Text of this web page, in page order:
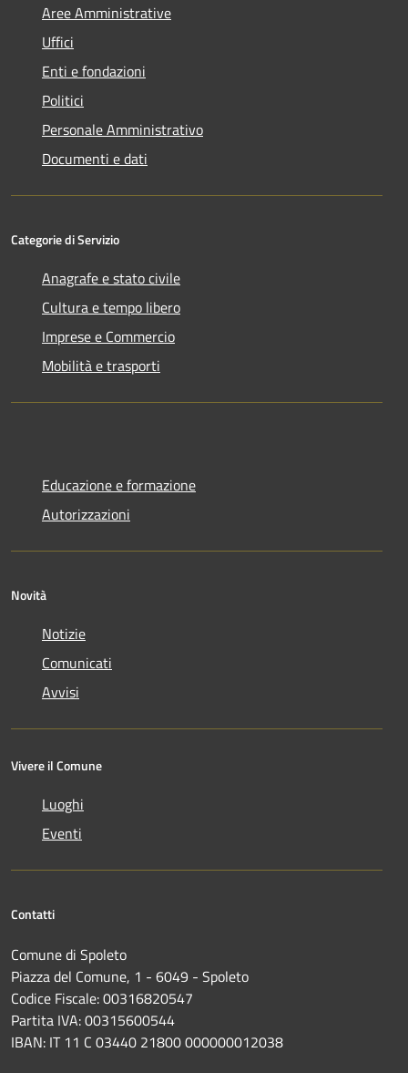
Aree Amministrative
Uffici
Enti e fondazioni
Politici
Personale Amministrativo
Documenti e dati
Categorie di Servizio
Anagrafe e stato civile
Cultura e tempo libero
Imprese e Commercio
Mobilità e trasporti
Educazione e formazione
Autorizzazioni
Novità
Notizie
Comunicati
Avvisi
Vivere il Comune
Luoghi
Eventi
Contatti
Comune di Spoleto
Piazza del Comune, 1 - 6049 - Spoleto
Codice Fiscale: 00316820547
Partita IVA: 00315600544
IBAN: IT 11 C 03440 21800 000000012038